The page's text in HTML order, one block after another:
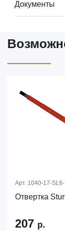
Документы
Арт. 1040-17-
Отвертка
207 р.